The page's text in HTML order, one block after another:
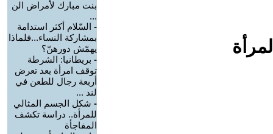
بنت مبارك لأمراض الن
...
- السّلام أكثر استدامة
بمشاركة النساء...فلماذا
يهمّش دورهنّ؟
- بريطانيا: الشرطة
توقف امرأة بعد تعرض
أربعة رجال للطعن في
لند ...
- شكل الجسم المثالي
للمرأة.. دراسة تكشف
المفاجأة